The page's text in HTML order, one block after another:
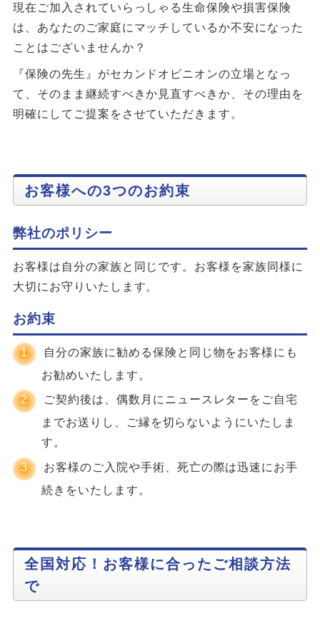
現在ご加入されていらっしゃる生命保険や損害保険
は、あなたのご家庭にマッチしているか不安になった
ことはございませんか？
『保険の先生』がセカンドオピニオンの立場となっ
て、そのまま継続すべきか見直すべきか、その理由を
明確にしてご提案をさせていただきます。
お客様への3つのお約束
弊社のポリシー
お客様は自分の家族と同じです。お客様を家族同様に
大切にお守りいたします。
お約束
自分の家族に勧める保険と同じ物をお客様にも
お勧めいたします。
ご契約後は、偶数月にニュースレターをご自宅
までお送りし、ご縁を切らないようにいたしま
す。
お客様のご入院や手術、死亡の際は迅速にお手
続きをいたします。
全国対応！お客様に合ったご相談方法
で